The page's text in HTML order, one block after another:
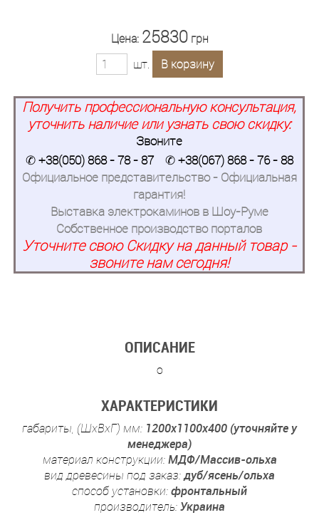
Цена: 25830грн
шт.
В корзину
Получить профессиональную консультация,
уточнить наличие или узнать свою скидку:
Звоните
✆+38(050) 868 - 78 - 87 ✆+38(067) 868 - 76 - 88
Официальное представительство - Официальная
гарантия!
Выставка электрокаминов в Шоу-Руме
Собственное производство порталов
Уточните свою Скидку на данный товар -
звоните нам сегодня!
ОПИСАНИЕ
о
ХАРАКТЕРИСТИКИ
габариты, (ШхВхГ) мм: 1200x1100x400 (уточняйте у
менеджера)
материал конструкции:МДФ/Массив-ольха
вид древесины под заказ:дуб/ясень/ольха
способ установки:фронтальный
производитель:Украина